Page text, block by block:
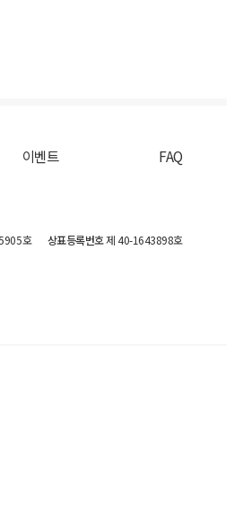
이벤트 FAQ
호 상표등록번호제 40-1643898호